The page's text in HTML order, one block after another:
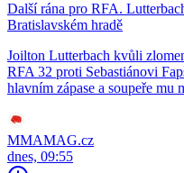
Další rána pro RFA.
Bratislavském hradě
Joilton Lutterbach kvůli
RFA 32 proti Sebastiánovi
hlavním zápase a soupeře mu
MMAMAG.cz
dnes, 09:55